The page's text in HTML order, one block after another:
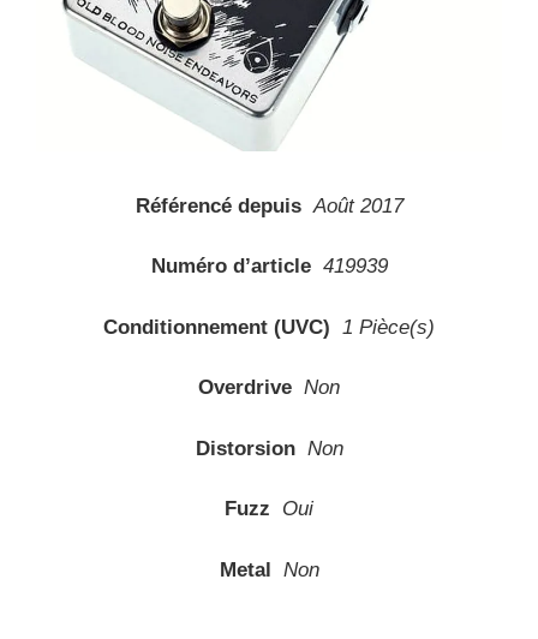
Référencé depuis Août 2017
Numéro d’article 419939
Conditionnement (UVC) 1 Pièce(s)
Overdrive Non
Distorsion Non
Fuzz Oui
Metal Non